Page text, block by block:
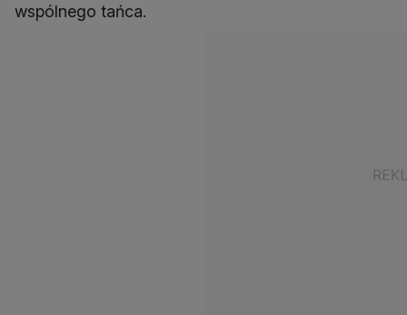
wspólnego tańca.